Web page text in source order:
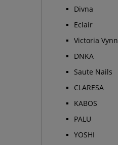
Divna
Eclair
Victoria Vynn
DNKA
Saute Nails
CLARESA
KABOS
PALU
YOSHI